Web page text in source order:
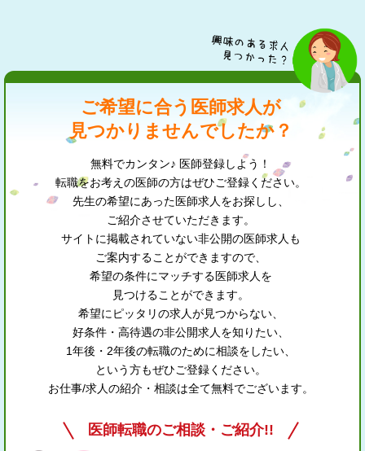
ご希望に合う医師求人が
見つかりませんでしたか？
無料でカンタン♪ 医師登録しよう！
転職をお考えの医師の方はぜひご登録ください。
先生の希望にあった医師求人をお探しし、
ご紹介させていただきます。
サイトに掲載されていない非公開の医師求人も
ご案内することができますので、
希望の条件にマッチする医師求人を
見つけることができます。
希望にピッタリの求人が見つからない、
好条件・高待遇の非公開求人を知りたい、
1年後・2年後の転職のために相談をしたい、
という方もぜひご登録ください。
お仕事/求人の紹介・相談は全て無料でございます。
医師転職のご相談・ご紹介!!